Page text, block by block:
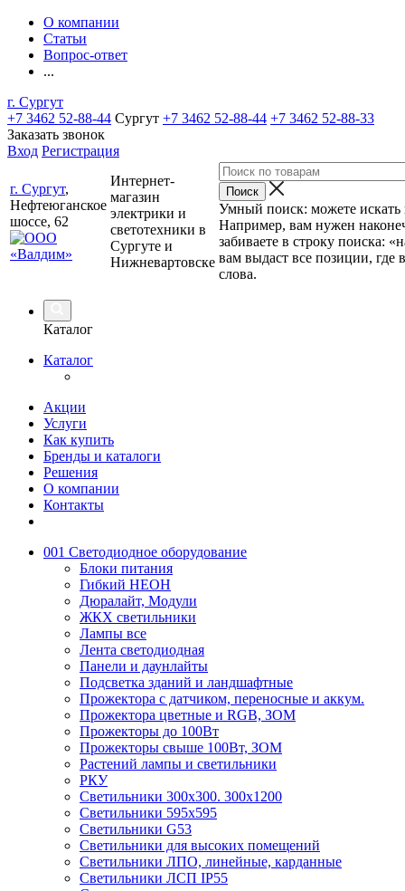
О компании
Статьи
Вопрос-ответ
...
г. Сургут
+7 3462 52-88-44 Сургут +7 3462 52-88-44 +7 3462 52-88-33
Заказать звонок
Вход Регистрация
г. Сургут,
Нефтеюганское
шоссе, 62
Интернет-
магазин
электрики и
светотехники в
Сургуте и
Нижневартовске
Умный поиск: можете искать
Например, вам нужен
забиваете в строку поиска:
вам выдаст все позиции, где
слова.
Каталог
Каталог
Акции
Услуги
Как купить
Бренды и каталоги
Решения
О компании
Контакты
001 Светодиодное оборудование
Блоки питания
Гибкий НЕОН
Дюралайт, Модули
ЖКХ светильники
Лампы все
Лента светодиодная
Панели и даунлайты
Подсветка зданий и ландшафтные
Прожектора с датчиком, переносные и аккум.
Прожектора цветные и RGB, ЗОМ
Прожекторы до 100Вт
Прожекторы свыше 100Вт, ЗОМ
Растений лампы и светильники
РКУ
Светильники 300х300. 300х1200
Светильники 595х595
Светильники G53
Светильники для высоких помещений
Светильники ЛПО, линейные, карданные
Светильники ЛСП IP55